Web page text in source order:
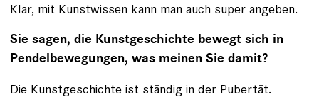
Klar, mit Kunstwissen kann man auch super angeben.
Sie sagen, die Kunstgeschichte bewegt sich in
Pendelbewegungen, was meinen Sie damit?
Die Kunstgeschichte ist ständig in der Pubertät.